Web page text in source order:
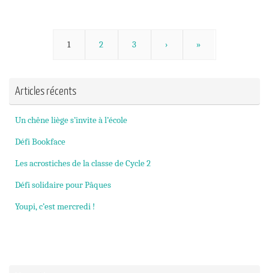
1 2 3 › »
Articles récents
Un chêne liège s’invite à l’école
Défi Bookface
Les acrostiches de la classe de Cycle 2
Défi solidaire pour Pâques
Youpi, c’est mercredi !